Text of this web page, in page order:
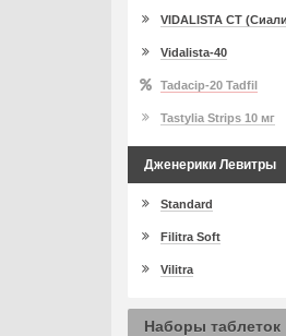
VIDALISTA CT
Vidalista-40
Tadacip-20 Tadfil
Tastylia Strips 10 мг
Дженерики Левитры
Standard
Filitra Soft
Vilitra
Наборы таблеток